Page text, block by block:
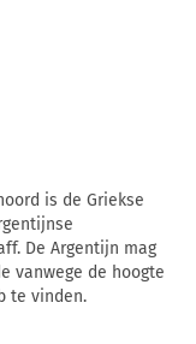
is de Griekse
De Argentijn mag
vanwege de hoogte
te vinden.